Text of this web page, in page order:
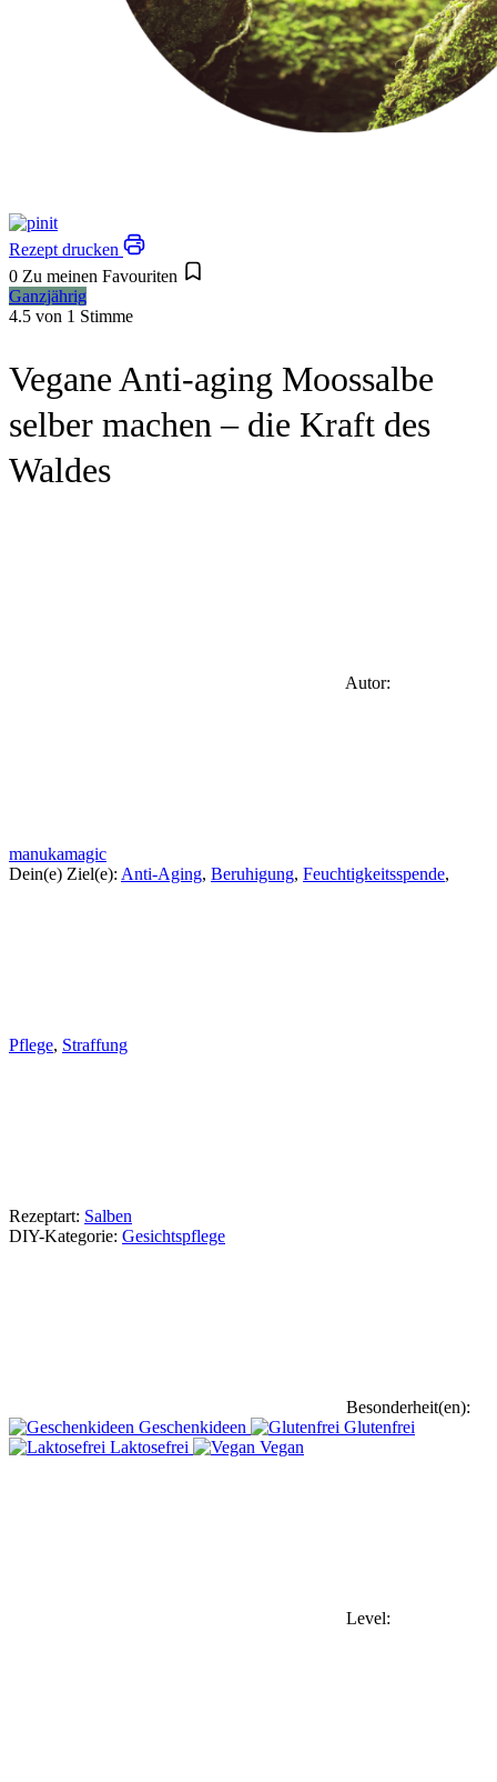
Rezept drucken
0 Zu meinen Favouriten
Ganzjährig
4.5 von 1 Stimme
Vegane Anti-aging Moossalbe
selber machen – die Kraft des
Waldes
Autor:
manukamagic
Dein(e) Ziel(e): Anti-Aging, Beruhigung, Feuchtigkeitsspende,
Pflege, Straffung
Rezeptart: Salben
DIY-Kategorie: Gesichtspflege
Besonderheit(en):
Geschenkideen
Glutenfrei
Laktosefrei
Vegan
Level: